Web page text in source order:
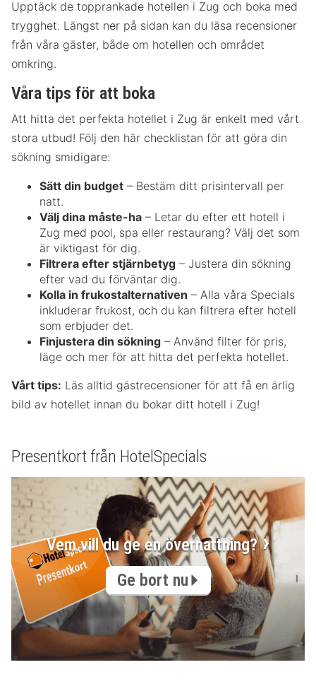
Upptäck de topprankade hotellen i Zug och boka med
trygghet. Längst ner på sidan kan du läsa recensioner
från våra gäster, både om hotellen och området
omkring.
Våra tips för att boka
Att hitta det perfekta hotellet i Zug är enkelt med vårt
stora utbud! Följ den här checklistan för att göra din
sökning smidigare:
Sätt din budget – Bestäm ditt prisintervall per
natt.
Välj dina måste-ha – Letar du efter ett hotell i
Zug med pool, spa eller restaurang? Välj det som
är viktigast för dig.
Filtrera efter stjärnbetyg – Justera din sökning
efter vad du förväntar dig.
Kolla in frukostalternativen – Alla våra Specials
inkluderar frukost, och du kan filtrera efter hotell
som erbjuder det.
Finjustera din sökning – Använd filter för pris,
läge och mer för att hitta det perfekta hotellet.
Vårt tips: Läs alltid gästrecensioner för att få en ärlig
bild av hotellet innan du bokar ditt hotell i Zug!
Presentkort från HotelSpecials
Vem vill du ge en övernattning?
Ge bort nu